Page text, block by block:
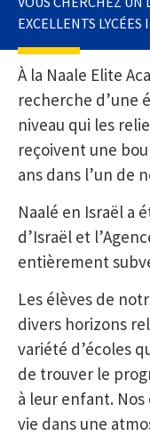
EXCELLENTS
À la Naale Elite
recherche d’une
niveau qui les
reçoivent une
ans dans l’un de
Naalé en Israël a
d’Israël et
entièrement
Les élèves de
divers horizons
variété d’écoles
de trouver le
à leur enfant.
vie dans une